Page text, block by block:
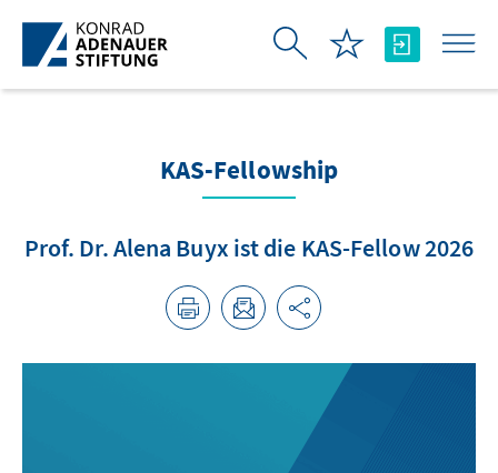
Pular para o Conteúdo principal
KAS-Fellowship
Prof. Dr. Alena Buyx ist die KAS-Fellow 2026